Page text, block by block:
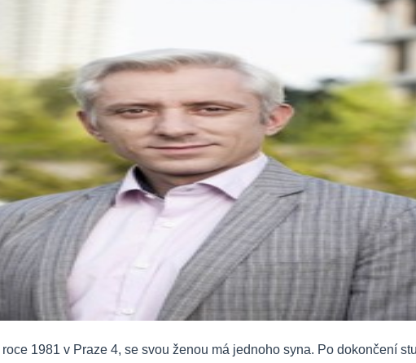
1981 v Praze 4, se svou ženou má jednoho syna. Po dokončení